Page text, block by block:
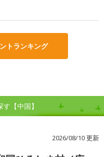
トランキング
【中国】
2026/08/10 更新